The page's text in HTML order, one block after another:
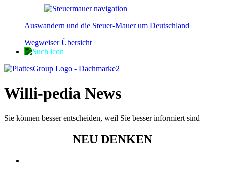
Auswandern und die Steuer-Mauer um Deutschland
Wegweiser Übersicht
Willi-pedia News
Sie können besser entscheiden, weil Sie besser informiert sind
NEU DENKEN